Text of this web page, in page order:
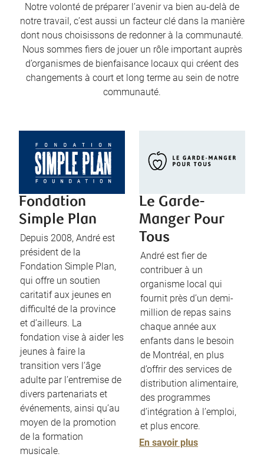
Notre volonté de préparer l’avenir va bien au-delà de
notre travail, c’est aussi un facteur clé dans la manière
dont nous choisissons de redonner à la communauté.
Nous sommes fiers de jouer un rôle important auprès
d’organismes de bienfaisance locaux qui créent des
changements à court et long terme au sein de notre
communauté.
Fondation
Simple Plan
Depuis 2008, André est
président de la
Fondation Simple Plan,
qui offre un soutien
caritatif aux jeunes en
difficulté de la province
et d’ailleurs. La
fondation vise à aider les
jeunes à faire la
transition vers l’âge
adulte par l’entremise de
divers partenariats et
événements, ainsi qu’au
moyen de la promotion
de la formation
musicale.
Le Garde-
Manger Pour
Tous
André est fier de
contribuer à un
organisme local qui
fournit près d’un demi-
million de repas sains
chaque année aux
enfants dans le besoin
de Montréal, en plus
d’offrir des services de
distribution alimentaire,
des programmes
d’intégration à l’emploi,
et plus encore.
En savoir plus